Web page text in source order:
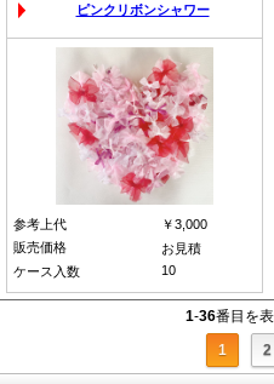
ピンクリボンシャワー
参考上代
￥3,000
販売価格
お見積
ケース入数
10
1-36番目を
1
2